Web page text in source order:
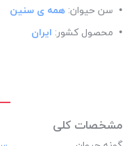
سن حیوان: همه ی سنین
محصول کشور: ایران
مشخصات کلی